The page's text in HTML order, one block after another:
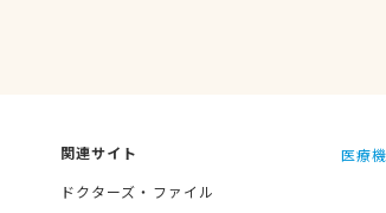
関連サイト
ドクターズ・ファイル
医療